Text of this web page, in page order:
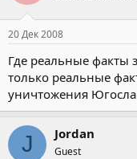
20 Дек 2008
Где реальные факты
только реальные
уничтожения
J Jordan
Guest